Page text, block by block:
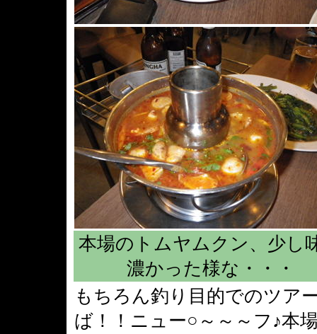
本場のトムヤムクン、少し
濃かった様な・・・
もちろん釣り目的でのツア
ば！！ニュー○～～～フ♪本